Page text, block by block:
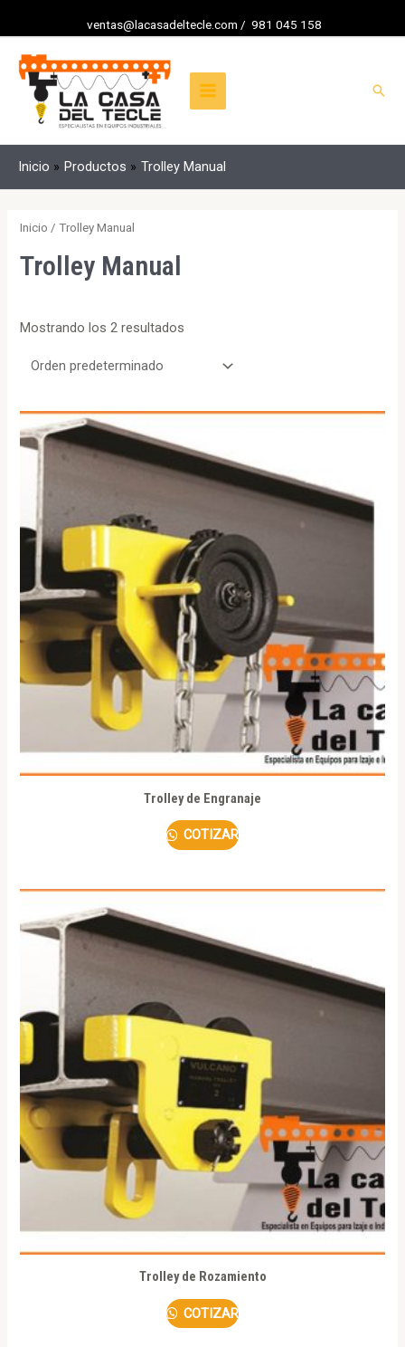
al
contenido
ventas@lacasadeltecle.com / 981 045 158
MENU
Inicio Productos Trolley Manual
Inicio / Trolley Manual
Trolley Manual
Mostrando los 2 resultados
Trolley de Engranaje
COTIZAR
Trolley de Rozamiento
COTIZAR
una
categoría